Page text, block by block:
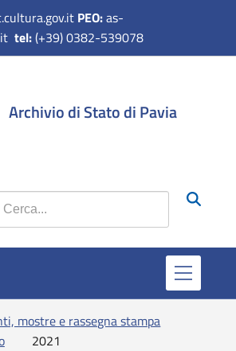
PEO:as-
tel:(+39) 0382-539078
Archivio di Stato di Pavia
Cerca nel sito
mostre e rassegna stampa
2021